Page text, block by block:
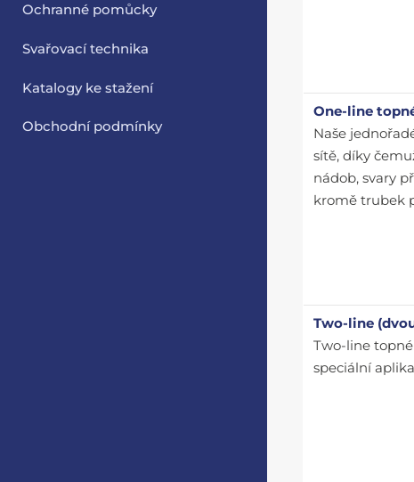
Ochranné pomůcky
Svařovací technika
Katalogy ke stažení
Obchodní podmínky
One-line
Naše
sítě, díky
nádob, svary
kromě trubek
Two-line
Two-line
speciální